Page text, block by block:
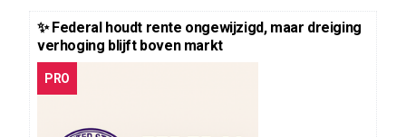
✨ Federal houdt rente ongewijzigd, maar dreiging
verhoging blijft boven markt
PRO